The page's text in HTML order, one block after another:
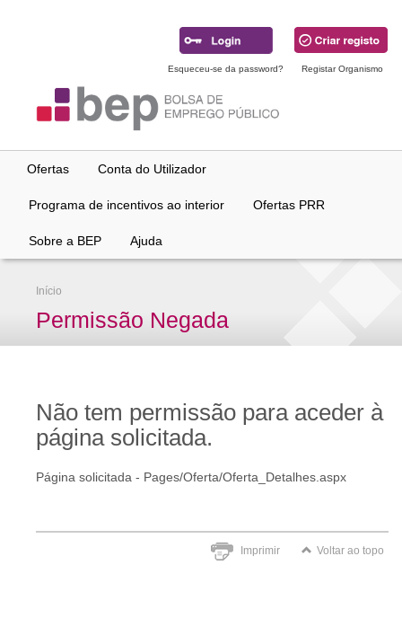
Esqueceu-se da password? Registar Organismo
Ofertas Conta do Utilizador
Programa de incentivos ao interior Ofertas PRR
Sobre a BEP Ajuda
Início
Permissão Negada
Não tem permissão para aceder à
página solicitada.
Página solicitada - Pages/Oferta/Oferta_Detalhes.aspx
Imprimir Voltar ao topo